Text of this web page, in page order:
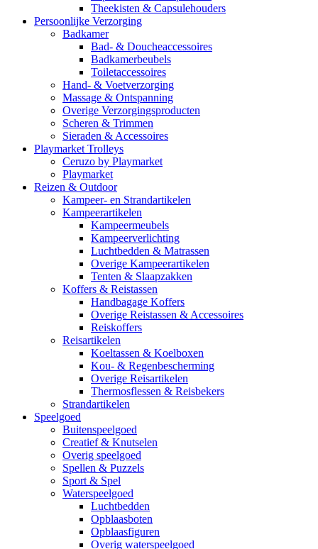
Theekisten & Capsulehouders
Persoonlijke Verzorging
Badkamer
Bad- & Doucheaccessoires
Badkamerbeubels
Toiletaccessoires
Hand- & Voetverzorging
Massage & Ontspanning
Overige Verzorgingsproducten
Scheren & Trimmen
Sieraden & Accessoires
Playmarket Trolleys
Ceruzo by Playmarket
Playmarket
Reizen & Outdoor
Kampeer- en Strandartikelen
Kampeerartikelen
Kampeermeubels
Kampeerverlichting
Luchtbedden & Matrassen
Overige Kampeerartikelen
Tenten & Slaapzakken
Koffers & Reistassen
Handbagage Koffers
Overige Reistassen & Accessoires
Reiskoffers
Reisartikelen
Koeltassen & Koelboxen
Kou- & Regenbescherming
Overige Reisartikelen
Thermosflessen & Reisbekers
Strandartikelen
Speelgoed
Buitenspeelgoed
Creatief & Knutselen
Overig speelgoed
Spellen & Puzzels
Sport & Spel
Waterspeelgoed
Luchtbedden
Opblaasboten
Opblaasfiguren
Overig waterspeelgoed